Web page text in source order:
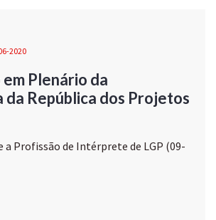
2020
Plenário da
da República dos Projetos
a Profissão de Intérprete de LGP (09-